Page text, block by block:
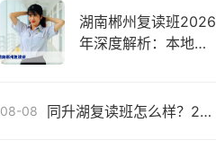
湖南郴州复读班2026
年深度解析：本地优
08-08 同升湖复读班怎么样？2026年湖南复读家长必看的真实评价与提分数据